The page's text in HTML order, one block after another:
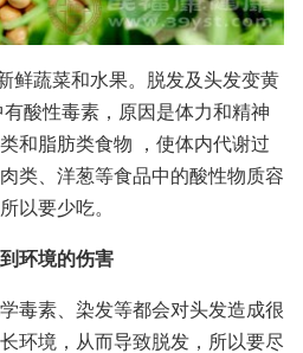
鲜蔬菜和水果。脱发及头发变黄
酸性毒素，原因是体力和精神
和脂肪类食物 ，使体内代谢过
类、洋葱等食品中的酸性物质容
以要少吃。
环境的伤害
毒素、染发等都会对头发造成很
环境，从而导致脱发，所以要尽